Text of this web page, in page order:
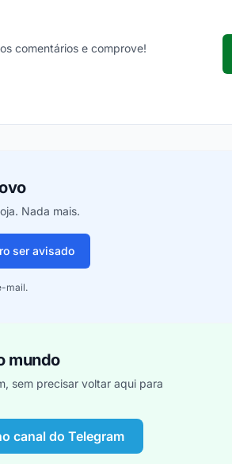
comentários e comprove!
Nada mais.
ser avisado
mail.
mundo
sem precisar voltar aqui para
canal do Telegram